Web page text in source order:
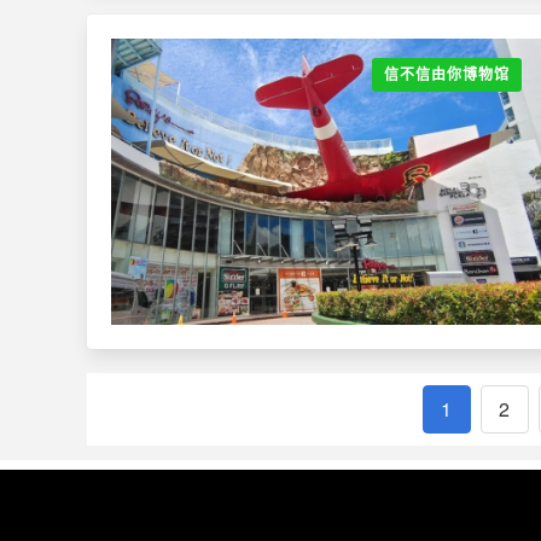
信不信由你博物馆
1 2